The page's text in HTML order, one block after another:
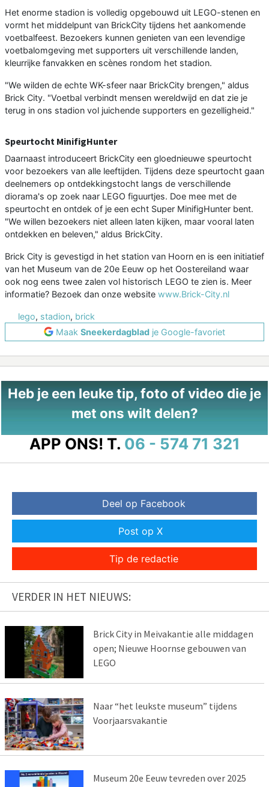
Het enorme stadion is volledig opgebouwd uit LEGO-stenen en
vormt het middelpunt van BrickCity tijdens het aankomende
voetbalfeest. Bezoekers kunnen genieten van een levendige
voetbalomgeving met supporters uit verschillende landen,
kleurrijke fanvakken en scènes rondom het stadion.
"We wilden de echte WK-sfeer naar BrickCity brengen," aldus
Brick City. "Voetbal verbindt mensen wereldwijd en dat zie je
terug in ons stadion vol juichende supporters en gezelligheid."
Speurtocht MinifigHunter
Daarnaast introduceert BrickCity een gloednieuwe speurtocht
voor bezoekers van alle leeftijden. Tijdens deze speurtocht gaan
deelnemers op ontdekkingstocht langs de verschillende
diorama's op zoek naar LEGO figuurtjes. Doe mee met de
speurtocht en ontdek of je een echt Super MinifigHunter bent.
"We willen bezoekers niet alleen laten kijken, maar vooral laten
ontdekken en beleven," aldus BrickCity.
Brick City is gevestigd in het station van Hoorn en is een initiatief
van het Museum van de 20e Eeuw op het Oostereiland waar
ook nog eens twee zalen vol historisch LEGO te zien is. Meer
informatie? Bezoek dan onze website www.Brick-City.nl
lego, stadion, brick
Maak Sneekerdagblad je Google-favoriet
Heb je een leuke tip, foto of video die je
met ons wilt delen?
APP ONS! T. 06 - 574 71 321
Deel op Facebook
Post op X
Tip de redactie
VERDER IN HET NIEUWS:
Brick City in Meivakantie alle middagen
open; Nieuwe Hoornse gebouwen van
LEGO
Naar “het leukste museum” tijdens
Voorjaarsvakantie
Museum 20e Eeuw tevreden over 2025